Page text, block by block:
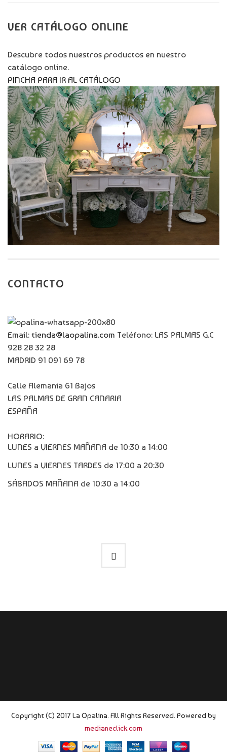
VER CATÁLOGO ONLINE
Descubre todos nuestros productos en nuestro
catálogo online.
PINCHA PARA IR AL CATÁLOGO
CONTACTO
Email: tienda@laopalina.com Teléfono: LAS PALMAS G.C
928 28 32 28
MADRID 91 091 69 78
Calle Alemania 61 Bajos
LAS PALMAS DE GRAN CANARIA
ESPAÑA
HORARIO:
LUNES a VIERNES MAÑANA de 10:30 a 14:00
LUNES a VIERNES TARDES de 17:00 a 20:30
SÁBADOS MAÑANA de 10:30 a 14:00
Copyright (C) 2017 La Opalina. All Rights Reserved. Powered by
medianeclick.com